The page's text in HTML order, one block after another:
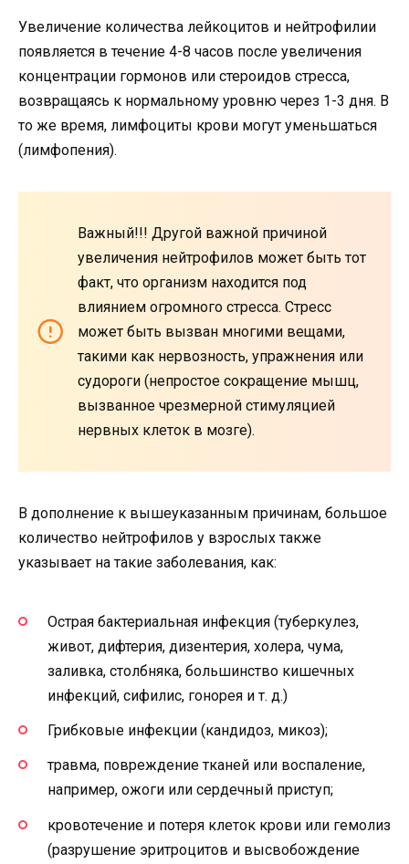
Увеличение количества лейкоцитов и нейтрофилии
появляется в течение 4-8 часов после увеличения
концентрации гормонов или стероидов стресса,
возвращаясь к нормальному уровню через 1-3 дня. В
то же время, лимфоциты крови могут уменьшаться
(лимфопения).
Важный!!! Другой важной причиной
увеличения нейтрофилов может быть тот
факт, что организм находится под
влиянием огромного стресса. Стресс
может быть вызван многими вещами,
такими как нервозность, упражнения или
судороги (непростое сокращение мышц,
вызванное чрезмерной стимуляцией
нервных клеток в мозге).
В дополнение к вышеуказанным причинам, большое
количество нейтрофилов у взрослых также
указывает на такие заболевания, как:
Острая бактериальная инфекция (туберкулез,
живот, дифтерия, дизентерия, холера, чума,
заливка, столбняка, большинство кишечных
инфекций, сифилис, гонорея и т. д.)
Грибковые инфекции (кандидоз, микоз);
травма, повреждение тканей или воспаление,
например, ожоги или сердечный приступ;
кровотечение и потеря клеток крови или гемолиз
(разрушение эритроцитов и высвобождение